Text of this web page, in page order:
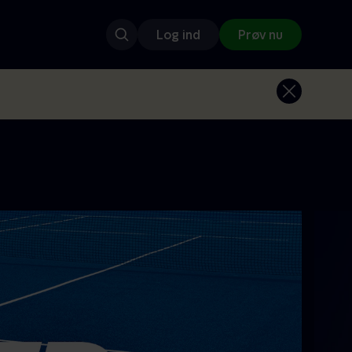
Log ind Prøv nu